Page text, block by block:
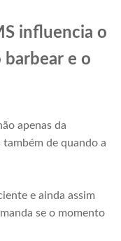
influencia o
e o
apenas da
de quando a
e ainda assim
se o momento